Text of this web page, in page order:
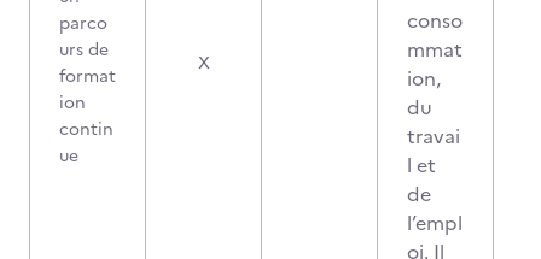
parco
urs de
format
ion
contin
ue
X
conso
mmat
ion,
du
travai
l et
de
l’empl
oi. Il